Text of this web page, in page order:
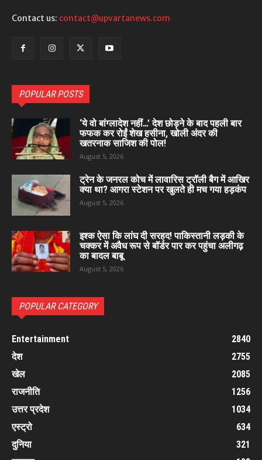
Contact us: contact@upvartanews.com
POPULAR POSTS
‘ये वो बांग्लादेश नहीं…’ देश छोड़ने के बाद पहली बार
फफक कर रोईं शेख हसीना, खोली अंदर की
खतरनाक साजिश की पोल!
August 5, 2026
ट्रेन के जनरल कोच में लावारिस ट्रॉली बैग में आखिर
क्या था? आगरा स्टेशन पर खुलते ही मच गया हड़कंप
August 5, 2026
इश्क ऐसा कि लांघ दी सरहद! पाकिस्तानी लड़की के
चक्कर में अवैध रूप से बॉर्डर पार कर पहुंचा अलीगढ़
का बादल बाबू
August 5, 2026
POPULAR CATEGORY
Entertainment
2840
देश
2755
खेल
2085
राजनीति
1256
उत्तर प्रदेश
1034
एस्ट्रो
634
दुनिया
321